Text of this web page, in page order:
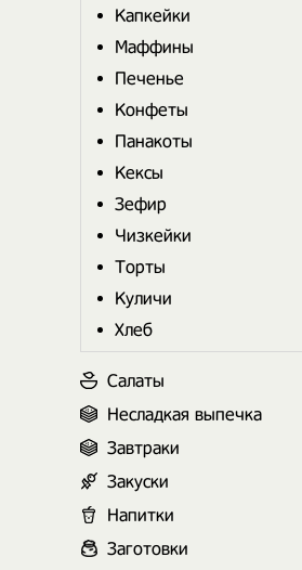
Капкейки
Маффины
Печенье
Конфеты
Панакоты
Кексы
Зефир
Чизкейки
Торты
Куличи
Хлеб
Салаты
Несладкая выпечка
Завтраки
Закуски
Напитки
Заготовки